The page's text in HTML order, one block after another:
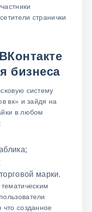
странички
бизнеса
систему
вк» и зайдя на
в любом
марки.
что созданное